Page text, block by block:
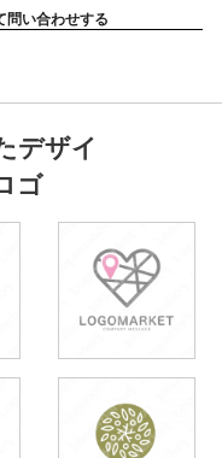
問い合わせする
デザイ
ゴ